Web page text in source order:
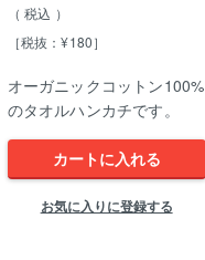
税込
［税抜：¥180］
オーガニックコットン100%
のタオルハンカチです。
カートに入れる
お気に入りに登録する